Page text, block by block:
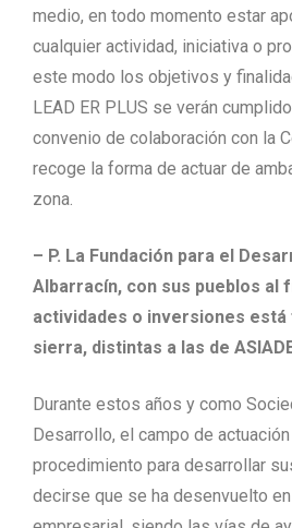
medio, en todo momento estar
cualquier actividad, iniciativa o
este modo los objetivos y
LEAD ER PLUS se verán
convenio de colaboración con la
recoge la forma de actuar de
zona.
– P. La Fundación para el
Albarracín, con sus pueblos al
actividades o inversiones está
sierra, distintas a las de
Durante estos años y como
Desarrollo, el campo de
procedimiento para desarrollar
decirse que se ha desenvuelto